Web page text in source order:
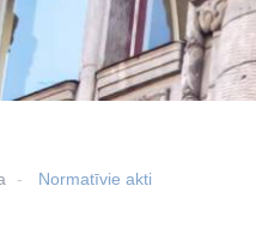
Normatīvie akti